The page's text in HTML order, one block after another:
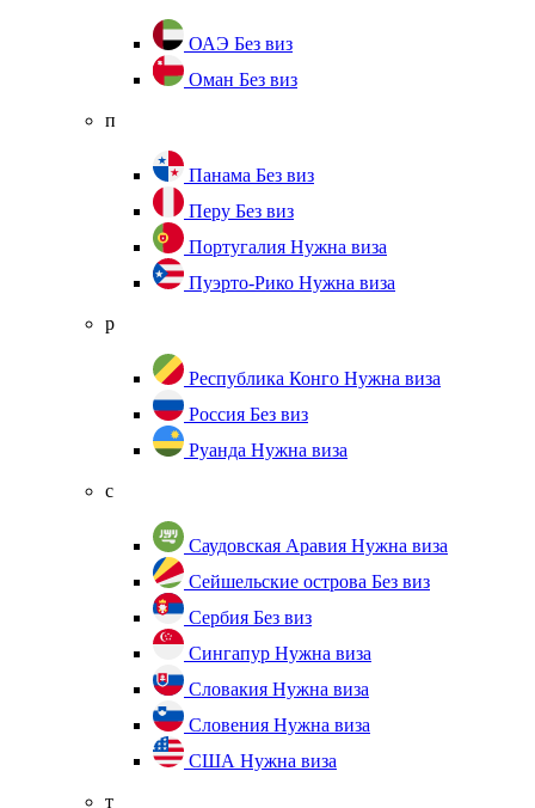
ОАЭ Без виз
Оман Без виз
п
Панама Без виз
Перу Без виз
Португалия Нужна виза
Пуэрто-Рико Нужна виза
р
Республика Конго Нужна виза
Россия Без виз
Руанда Нужна виза
с
Саудовская Аравия Нужна виза
Сейшельские острова Без виз
Сербия Без виз
Сингапур Нужна виза
Словакия Нужна виза
Словения Нужна виза
США Нужна виза
т